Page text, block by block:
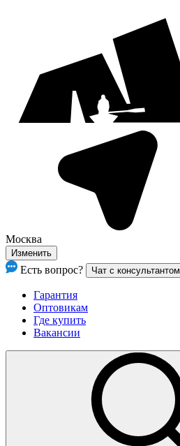
Москва
Изменить
Есть вопрос? Чат с консультантом
Гарантия
Оптовикам
Где купить
Вакансии